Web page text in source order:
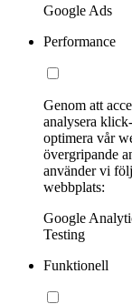
Google Ads
Performance
Genom att
analysera
optimera vår
övergripande
använder vi
webbplats:
Google
Testing
Funktionell